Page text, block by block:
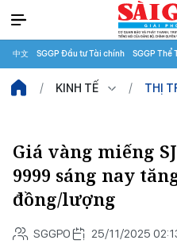
中文 SGGP Đầu tư Tài chính SGGP Thể
KINH TẾ THỊ
Giá vàng miếng
9999 sáng nay
đồng/lượng
SGGPO 25/11/2025